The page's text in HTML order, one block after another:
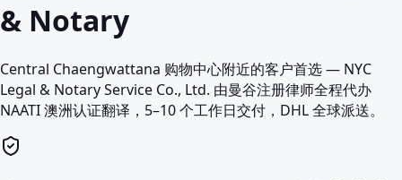
& Notary
Central Chaengwattana 购物中心附近的客户首选 — NYC
Legal & Notary Service Co., Ltd. 由曼谷注册律师全程代办
NAATI 澳洲认证翻译，5–10 个工作日交付，DHL 全球派送。